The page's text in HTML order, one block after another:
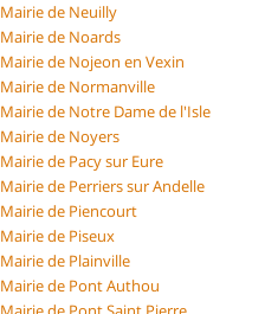
Mairie de Neuilly
Mairie de Noards
Mairie de Nojeon en Vexin
Mairie de Normanville
Mairie de Notre Dame de l'Isle
Mairie de Noyers
Mairie de Pacy sur Eure
Mairie de Perriers sur Andelle
Mairie de Piencourt
Mairie de Piseux
Mairie de Plainville
Mairie de Pont Authou